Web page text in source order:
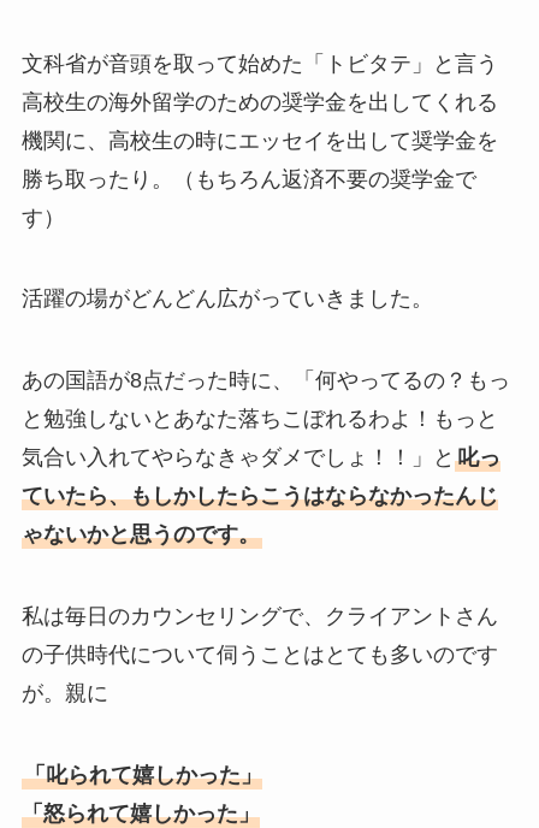
文科省が音頭を取って始めた「トビタテ」と言う
高校生の海外留学のための奨学金を出してくれる
機関に、高校生の時にエッセイを出して奨学金を
勝ち取ったり。（もちろん返済不要の奨学金で
す）
活躍の場がどんどん広がっていきました。
あの国語が8点だった時に、「何やってるの？もっ
と勉強しないとあなた落ちこぼれるわよ！もっと
気合い入れてやらなきゃダメでしょ！！」と 叱っ
ていたら、もしかしたらこうはならなかったんじ
ゃないかと思うのです。
私は毎日のカウンセリングで、クライアントさん
の子供時代について伺うことはとても多いのです
が。親に
「叱られて嬉しかった」
「怒られて嬉しかった」